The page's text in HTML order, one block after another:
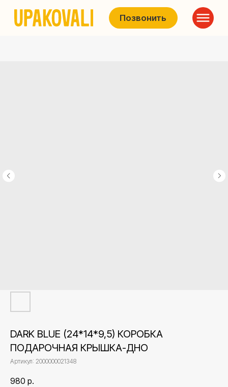
Позвонить
DARK BLUE (24*14*9,5) КОРОБКА
ПОДАРОЧНАЯ КРЫШКА-ДНО
Артикул: 2000000021348
980 р.